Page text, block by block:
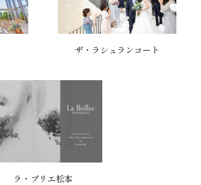
ザ・ラシュランコート
ラ・ブリエ松本